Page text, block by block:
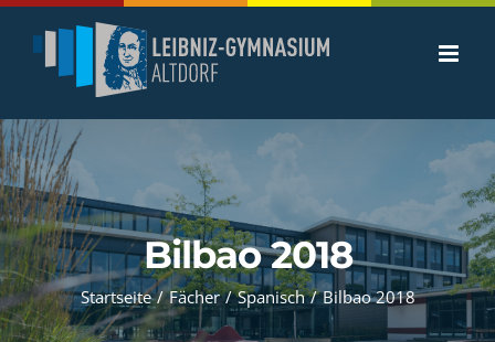
Inhalt
Bilbao 2018
Startseite / Fächer / Spanisch / Bilbao 2018